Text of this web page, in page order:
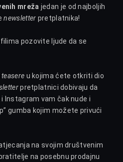
mreža jedan je od najboljih
newsletter pretplatnika!
pozovite ljude da se
teasere u kojima ćete otkriti dio
pretplatnici dobivaju da
Instagram vam čak nude i
gumba kojim možete privući
na svojim društvenim
na posebnu prodajnu